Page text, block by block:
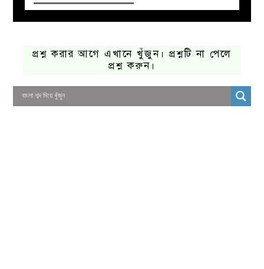
প্রশ্ন করার আগে এখানে খুঁজুন। প্রশ্নটি না পেলে
প্রশ্ন করুন।